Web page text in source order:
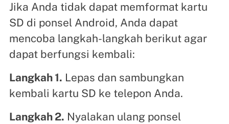
Jika Anda tidak dapat memformat kartu
SD di ponsel Android, Anda dapat
mencoba langkah-langkah berikut agar
dapat berfungsi kembali:
Langkah 1. Lepas dan sambungkan
kembali kartu SD ke telepon Anda.
Langkah 2. Nyalakan ulang ponsel